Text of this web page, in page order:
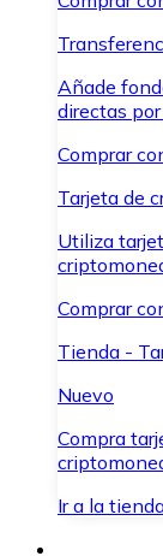
Añade
directas
Comprar
Tarjeta de
Utiliza
Comprar
Tienda -
Nuevo
Compra
Ir a la